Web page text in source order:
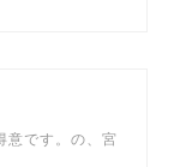
意です。の、宮